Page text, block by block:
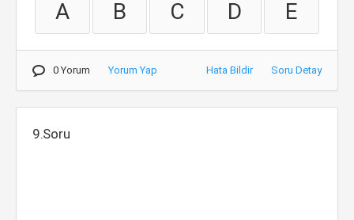
A B C D E
0 Yorum Yorum Yap Hata Bildir Soru Detay
9.Soru